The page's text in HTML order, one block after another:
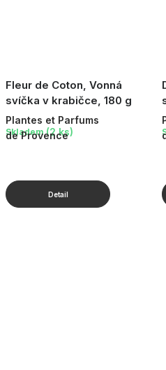
Fleur de Coton, Vonná
svíčka v krabičce, 180 g
Plantes et Parfums
de Provence
Skladem (2 ks)